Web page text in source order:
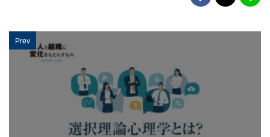
Prev